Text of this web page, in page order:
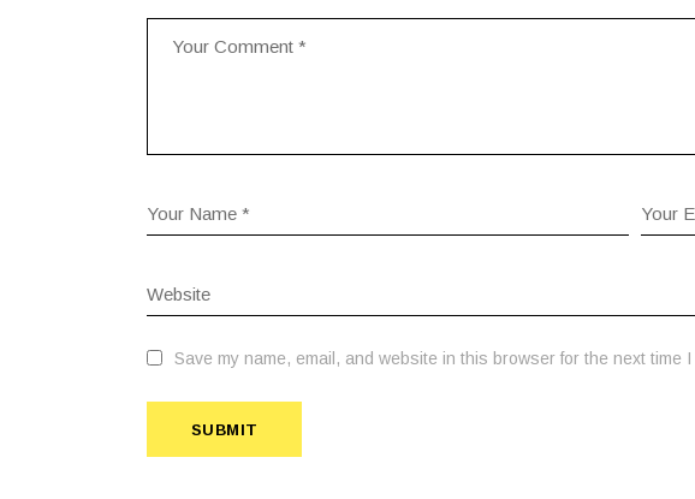
Save my name, email, and website in this browser for the next time I
SUBMIT